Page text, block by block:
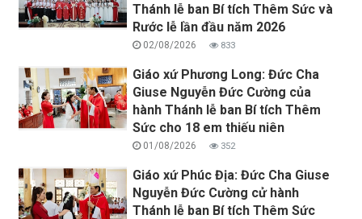
Thánh lễ ban Bí tích Thêm Sức và
Rước lễ lần đầu năm 2026
02/08/2026 833
Giáo xứ Phương Long: Đức Cha
Giuse Nguyễn Đức Cường của
hành Thánh lễ ban Bí tích Thêm
Sức cho 18 em thiếu niên
01/08/2026 352
Giáo xứ Phúc Địa: Đức Cha Giuse
Nguyễn Đức Cường cử hành
Thánh lễ ban Bí tích Thêm Sức